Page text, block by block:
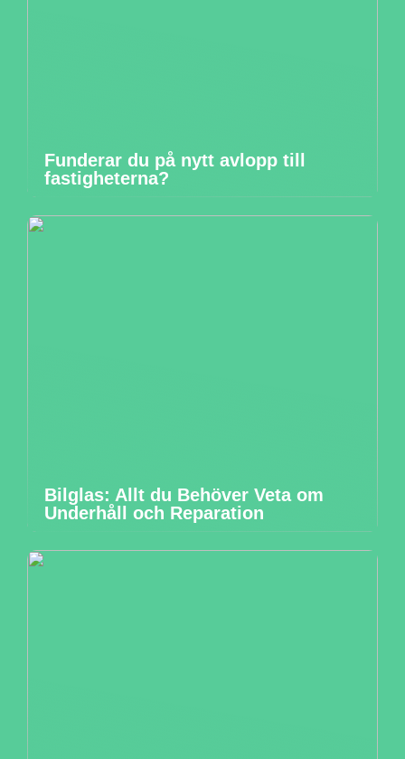
Funderar du på nytt avlopp till
fastigheterna?
Bilglas: Allt du Behöver Veta om
Underhåll och Reparation